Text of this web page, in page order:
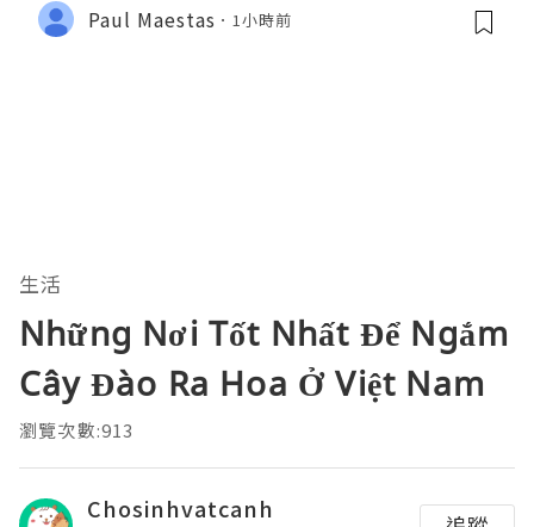
Paul Maestas 1小時前
生活
Những Nơi Tốt Nhất Để Ngắm
Cây Đào Ra Hoa Ở Việt Nam
瀏覽次數:913
Chosinhvatcanh